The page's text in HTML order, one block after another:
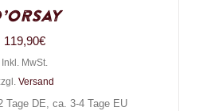
119,90€
Inkl. MwSt.
Versand
Tage DE, ca. 3-4 Tage EU